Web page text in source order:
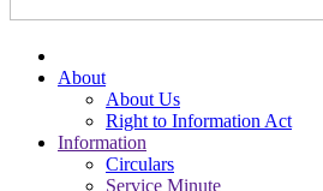
About
About Us
Right to Information Act
Information
Circulars
Service Minute